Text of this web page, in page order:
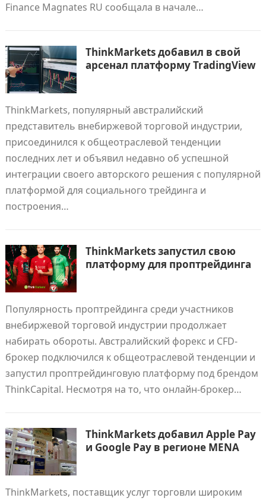
Finance Magnates RU сообщала в начале…
ThinkMarkets добавил в свой
арсенал платформу TradingView
ThinkMarkets, популярный австралийский
представитель внебиржевой торговой индустрии,
присоединился к общеотраслевой тенденции
последних лет и объявил недавно об успешной
интеграции своего авторского решения с популярной
платформой для социального трейдинга и
построения…
ThinkMarkets запустил свою
платформу для проптрейдинга
Популярность проптрейдинга среди участников
внебиржевой торговой индустрии продолжает
набирать обороты. Австралийский форекс и CFD-
брокер подключился к общеотраслевой тенденции и
запустил проптрейдинговую платформу под брендом
ThinkCapital. Несмотря на то, что онлайн-брокер…
ThinkMarkets добавил Apple Pay
и Google Pay в регионе MENA
ThinkMarkets, поставщик услуг торговли широким